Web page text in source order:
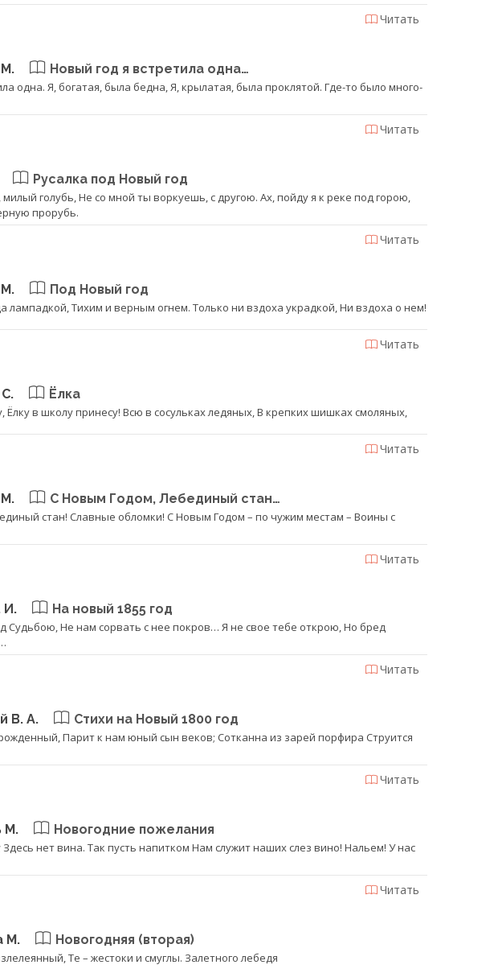
Читать
Новый год я встретила одна…
одна. Я, богатая, была бедна, Я, крылатая, была проклятой. Где-то было много-
Читать
Русалка под Новый год
голубь, Не со мной ты воркуешь, с другою. Ах, пойду я к реке под горою,
прорубь.
Читать
Под Новый год
лампадкой, Тихим и верным огнем. Только ни вздоха украдкой, Ни вздоха о нем!
Читать
Ёлка
Ёлку в школу принесу! Всю в сосульках ледяных, В крепких шишках смоляных,
Читать
С Новым Годом, Лебединый стан…
стан! Славные обломки! С Новым Годом – по чужим местам – Воины с
Читать
И. На новый 1855 год
Судьбою, Не нам сорвать с нее покров… Я не свое тебе открою, Но бред
Читать
В. А. Стихи на Новый 1800 год
Парит к нам юный сын веков; Сотканна из зарей порфира Струится
Читать
М. Новогодние пожелания
нет вина. Так пусть напитком Нам служит наших слез вино! Нальем! У нас
Читать
М. Новогодняя (вторая)
Те – жестоки и смуглы. Залетного лебедя